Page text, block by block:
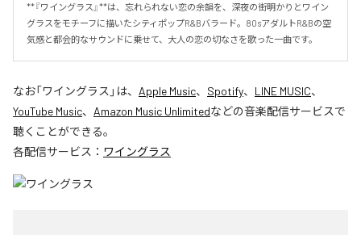
**『ワイングラス』**は、忘れられない恋の余韻を、深夜の街明かりとワイン
グラスをモチーフに描いたシティポップR&Bバラード。80sアダルトR&Bの空
気感と都会的なサウンドに乗せて、大人の恋の切なさを歌った一曲です。
なお「ワイングラス 」は、 Apple Music、 Spotify、 LINE MUSIC、
YouTube Music、 Amazon Music Unlimitedなどの音楽配信サービスで
聴くことができる。
各配信サービス： ワイングラス